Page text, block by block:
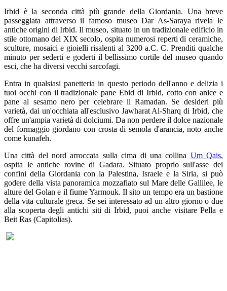
Irbid è la seconda città più grande della Giordania. Una breve
passeggiata attraverso il famoso museo Dar As-Saraya rivela le
antiche origini di Irbid. Il museo, situato in un tradizionale edificio in
stile ottomano del XIX secolo, ospita numerosi reperti di ceramiche,
sculture, mosaici e gioielli risalenti al 3200 a.C. C. Prenditi qualche
minuto per sederti e goderti il ​​bellissimo cortile del museo quando
esci, che ha diversi vecchi sarcofagi.
Entra in qualsiasi panetteria in questo periodo dell'anno e delizia i
tuoi occhi con il tradizionale pane Ebid di Irbid, cotto con anice e
pane al sesamo nero per celebrare il Ramadan. Se desideri più
varietà, dai un'occhiata all'esclusivo Jawharat Al-Sharq di Irbid, che
offre un'ampia varietà di dolciumi. Da non perdere il dolce nazionale
del formaggio giordano con crosta di semola d'arancia, noto anche
come kunafeh.
Una città del nord arroccata sulla cima di una collina Um Qais,
ospita le antiche rovine di Gadara. Situato proprio sull'asse dei
confini della Giordania con la Palestina, Israele e la Siria, si può
godere della vista panoramica mozzafiato sul Mare delle Gallilee, le
alture del Golan e il fiume Yarmouk. Il sito un tempo era un bastione
della vita culturale greca. Se sei interessato ad un altro giorno o due
alla scoperta degli antichi siti di Irbid, puoi anche visitare Pella e
Beit Ras (Capitolias).